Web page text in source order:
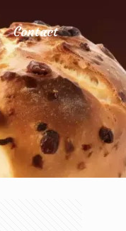
Contact